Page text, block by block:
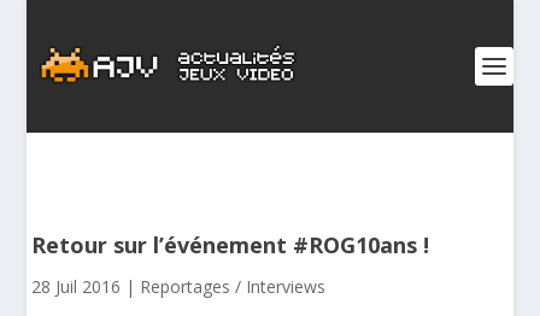
Retour sur l’événement #ROG10ans !
28 Juil 2016 | Reportages / Interviews